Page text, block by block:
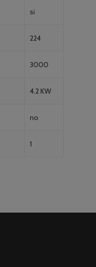
si
224
3000
4.2 KW
no
1